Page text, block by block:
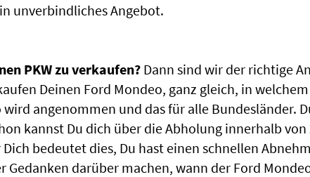
unverbindliches Angebot.
PKW zu verkaufen? Dann sind wir der richtige
Deinen Ford Mondeo, ganz gleich, in
wird angenommen und das für alle Bundesländer.
kannst Du dich über die Abholung innerhalb von
bedeutet dies, Du hast einen schnellen
Gedanken darüber machen, wann der Ford